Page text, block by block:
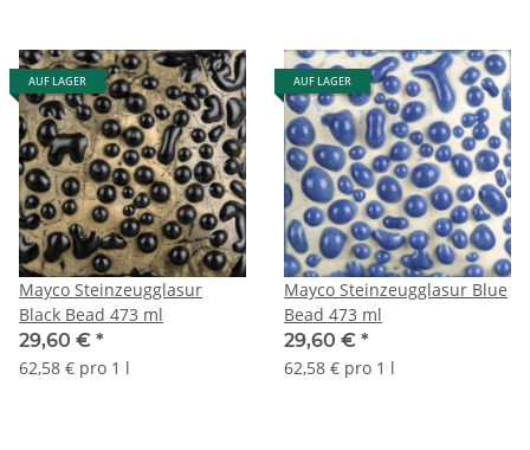
AUF LAGER
Mayco Steinzeugglasur
Black Bead 473 ml
29,60 € *
62,58 € pro 1 l
AUF LAGER
Mayco Steinzeugglasur Blue
Bead 473 ml
29,60 € *
62,58 € pro 1 l